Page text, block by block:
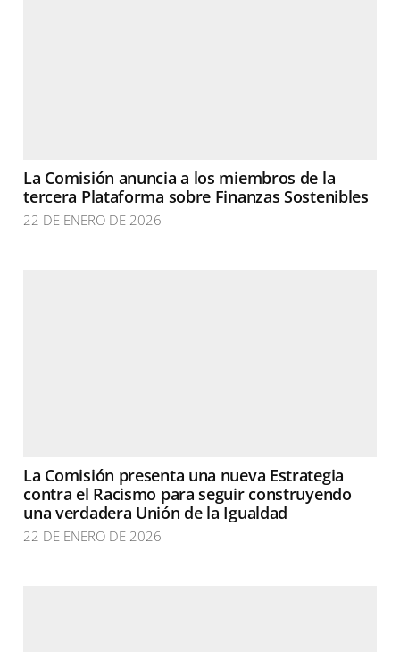
La Comisión anuncia a los miembros de la
tercera Plataforma sobre Finanzas Sostenibles
22 DE ENERO DE 2026
La Comisión presenta una nueva Estrategia
contra el Racismo para seguir construyendo
una verdadera Unión de la Igualdad
22 DE ENERO DE 2026